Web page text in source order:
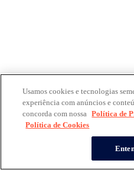
Usamos cookies e tecnologias
experiência com anúncios e
concorda com nossa Política de
Política de Cookies